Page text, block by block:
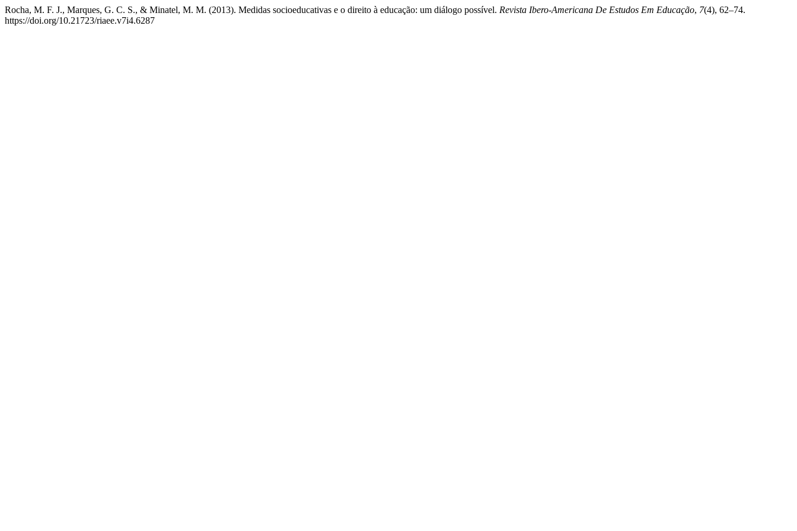
Rocha, M. F. J., Marques, G. C. S., & Minatel, M. M. (2013). Medidas socioeducativas e o direito à educação: um diálogo possível. Revista Ibero-Americana De Estudos Em Educação, 7(4), 62–74.
https://doi.org/10.21723/riaee.v7i4.6287